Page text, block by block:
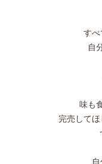
すべ
自
味も
完売して